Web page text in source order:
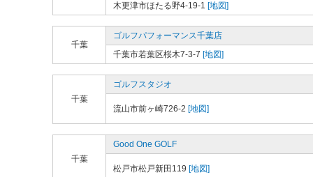
木更津市ほたる野4-19-1 [地図]
千葉
ゴルフパフォーマンス千葉店
千葉市若葉区桜木7-3-7 [地図]
千葉
ゴルフスタジオ
流山市前ヶ崎726-2 [地図]
千葉
Good One GOLF
松戸市松戸新田119 [地図]